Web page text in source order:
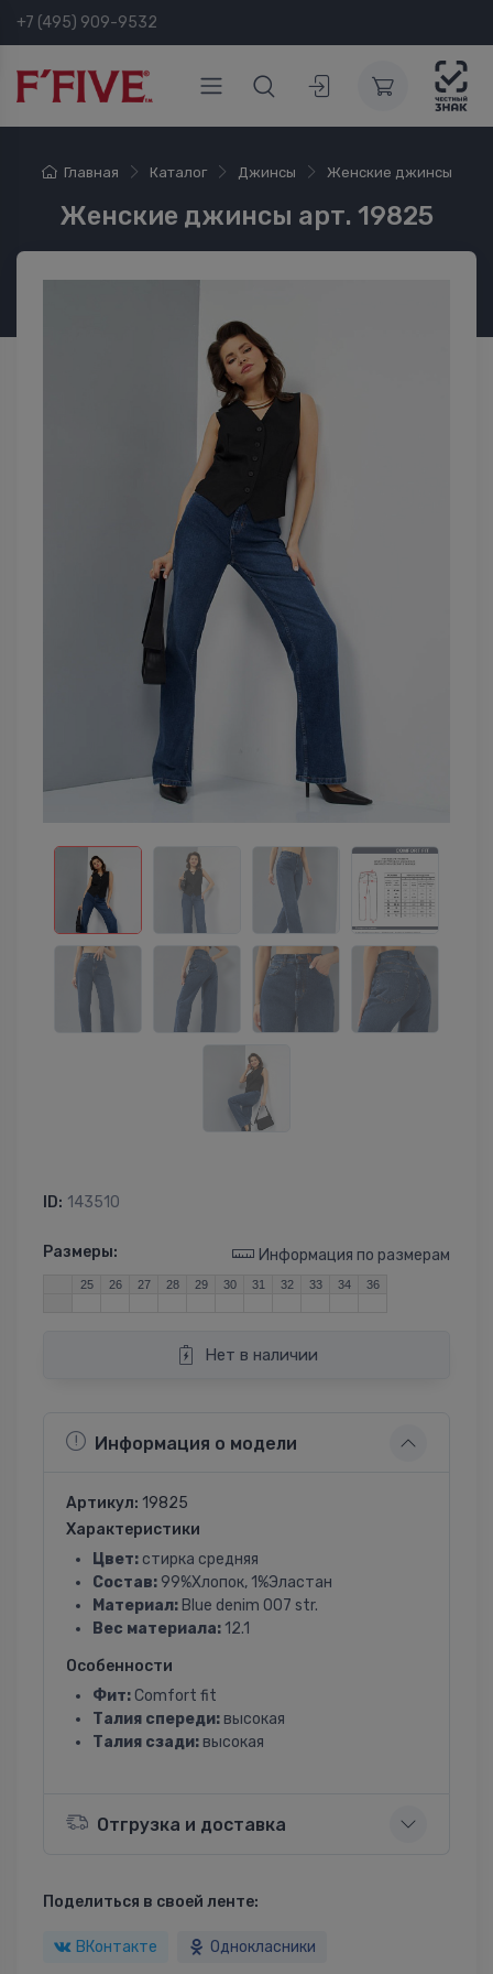
+7 (495) 909-9532
Главная Каталог Джинсы Женские джинсы
Женские джинсы арт. 19825
ID: 143510
Размеры: Информация по размерам
25 26 27 28 29 30 31 32 33 34 36
Нет в наличии
Информация о модели
Артикул: 19825
Характеристики
Цвет: стирка средняя
Состав: 99%Хлопок, 1%Эластан
Материал: Blue denim 007 str.
Вес материала: 12.1
Особенности
Фит: Comfort fit
Талия спереди: высокая
Талия сзади: высокая
Отгрузка и доставка
Поделиться в своей ленте:
ВКонтакте Однокласники